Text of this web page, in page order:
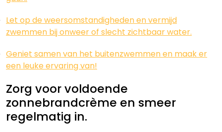
Let op de weersomstandigheden en vermijd
zwemmen bij onweer of slecht zichtbaar water.
Geniet samen van het buitenzwemmen en maak er
een leuke ervaring van!
Zorg voor voldoende
zonnebrandcrème en smeer
regelmatig in.